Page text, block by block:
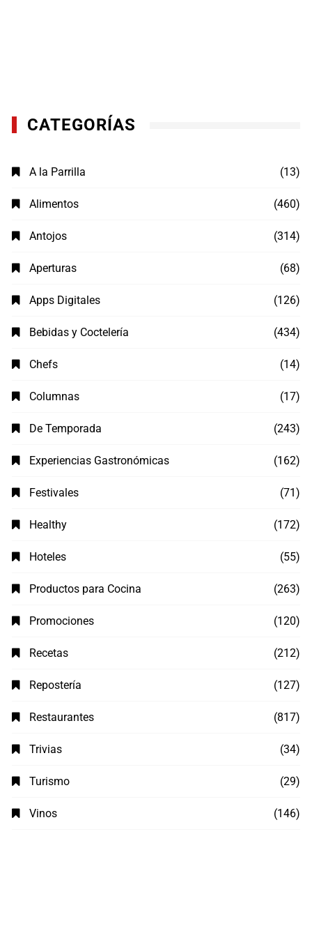
CATEGORÍAS
A la Parrilla (13)
Alimentos (460)
Antojos (314)
Aperturas (68)
Apps Digitales (126)
Bebidas y Coctelería (434)
Chefs (14)
Columnas (17)
De Temporada (243)
Experiencias Gastronómicas (162)
Festivales (71)
Healthy (172)
Hoteles (55)
Productos para Cocina (263)
Promociones (120)
Recetas (212)
Repostería (127)
Restaurantes (817)
Trivias (34)
Turismo (29)
Vinos (146)